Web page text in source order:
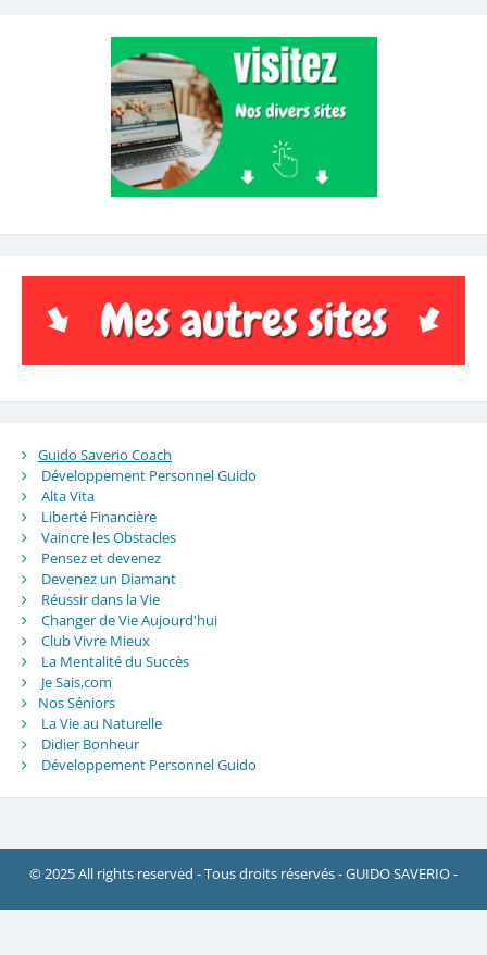
Guido Saverio Coach
Développement Personnel Guido
Alta Vita
Liberté Financière
Vaincre les Obstacles
Pensez et devenez
Devenez un Diamant
Réussir dans la Vie
Changer de Vie Aujourd'hui
Club Vivre Mieux
La Mentalité du Succès
Je Sais,com
Nos Séniors
La Vie au Naturelle
Didier Bonheur
Développement Personnel Guido
© 2025 All rights reserved - Tous droits réservés - GUIDO SAVERIO -